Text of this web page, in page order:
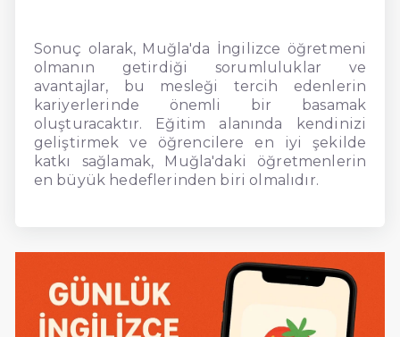
Sonuç olarak, Muğla'da İngilizce öğretmeni
olmanın getirdiği sorumluluklar ve
avantajlar, bu mesleği tercih edenlerin
kariyerlerinde önemli bir basamak
oluşturacaktır. Eğitim alanında kendinizi
geliştirmek ve öğrencilere en iyi şekilde
katkı sağlamak, Muğla'daki öğretmenlerin
en büyük hedeflerinden biri olmalıdır.